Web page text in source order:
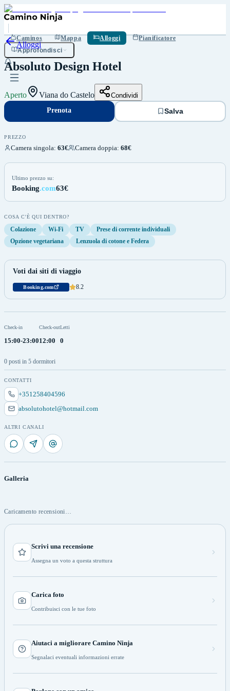
Caminos Mappa Alloggi
Pianificatore
Approfondisci
Alloggi
Absoluto Design Hotel
Aperto Viana do Castelo Condividi
Prenota
Prenota Salva
PREZZO
Camera singola: 63€ Camera doppia: 68€
Ultimo prezzo su:
Booking.com63€
COSA C'È QUI DENTRO?
Colazione Wi-Fi TV
Prese di corrente individuali
Opzione vegetariana
Lenzuola di cotone e Federa
Voti dai siti di viaggio
Booking.com 8.2
Check-in
15:00-23:00
Check-out
12:00
Letti
0
0 posti in 5 dormitori
CONTATTI
+351258404596
absolutohotel@hotmail.com
ALTRI CANALI
Galleria
Caricamento recensioni…
Scrivi una recensione
Assegna un voto a questa struttura
Carica foto
Contribuisci con le tue foto
Aiutaci a migliorare Camino Ninja
Segnalaci eventuali informazioni errate